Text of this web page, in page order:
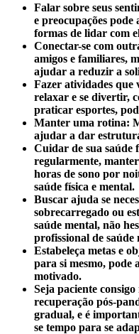
Falar sobre seus
e preocupações
formas de lidar com
Conectar-se com
amigos e familiares,
ajudar a reduzir a
Fazer atividades que
relaxar e se divertir,
praticar esportes,
Manter uma rotina:
ajudar a dar
Cuidar de sua saúde
regularmente,
horas de sono por
saúde física e mental.
Buscar ajuda se
sobrecarregado ou
saúde mental, não
profissional de saúde
Estabeleça metas e
para si mesmo, pode
motivado.
Seja paciente
recuperação pós-
gradual, e é
se tempo para se